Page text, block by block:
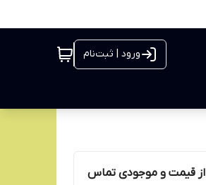
ورود | ثبت‌نام
قیمت و موجودی تماس